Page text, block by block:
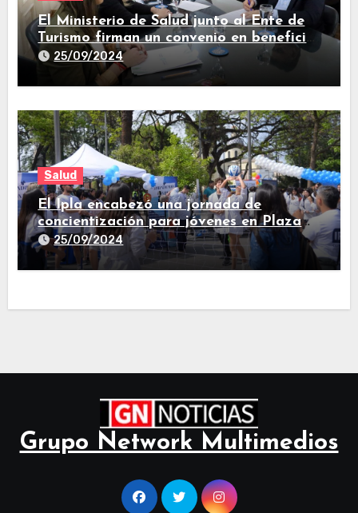
El Ministerio de Salud junto al Ente de
Turismo firman un convenio en beneficio
de la comunidad
25/09/2024
Salud
El Ipla encabezó una jornada de
concientización para jóvenes en Plaza
Independencia
25/09/2024
Grupo Network Multimedios